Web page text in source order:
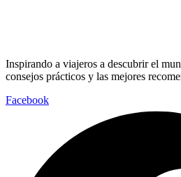
Inspirando a viajeros a descubrir el
consejos prácticos y las mejores
Facebook